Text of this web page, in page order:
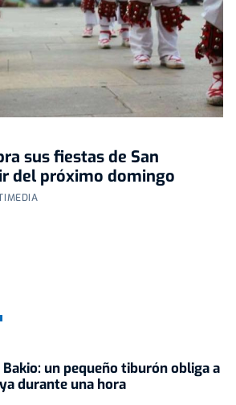
sus fiestas de San
del próximo domingo
un pequeño tiburón obliga a
durante una hora